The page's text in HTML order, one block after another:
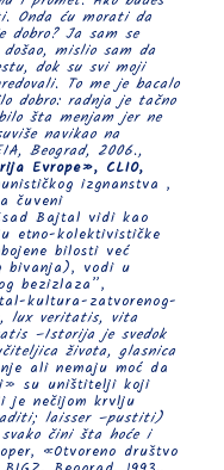
Onda ću morati da
dobro? Ja sam se
mislio sam da
dok su svi moji
To me je bacalo
dobro: radnja je tačno
šta menjam jer ne
navikao na
Beograd, 2006.,
Evrope», CLIO,
izgnanstva ,
čuveni
Bajtal vidi kao
etno-kolektivističke
bilosti već
bivanja), vodi u
bezizlaza”,
kultura-zatvorenog-
lux veritatis, vita
–Istorija je svedok
života, glasnica
ali nemaju moć da
su uništitelji koji
je nečijom krvlju
laisser –pustiti)
čini šta hoće i
«Otvoreno društvo